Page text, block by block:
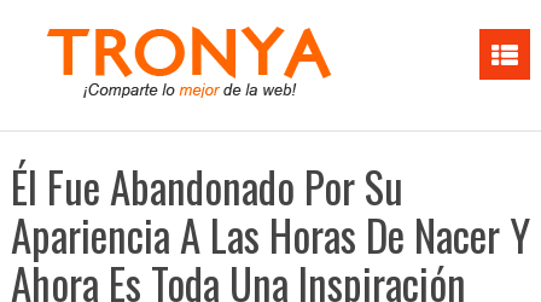
Él Fue Abandonado Por Su
Apariencia A Las Horas De Nacer Y
Ahora Es Toda Una Inspiración